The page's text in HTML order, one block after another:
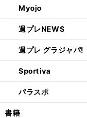
Myojo
週プレNEWS
週プレ グラジャパ!
Sportiva
パラスポ
書籍